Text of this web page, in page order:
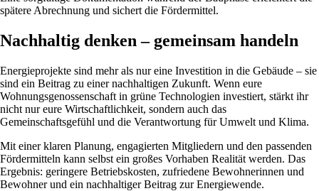
spätere Abrechnung und sichert die Fördermittel.
Nachhaltig denken – gemeinsam handeln
Energieprojekte sind mehr als nur eine Investition in die Gebäude – sie
sind ein Beitrag zu einer nachhaltigen Zukunft. Wenn eure
Wohnungsgenossenschaft in grüne Technologien investiert, stärkt ihr
nicht nur eure Wirtschaftlichkeit, sondern auch das
Gemeinschaftsgefühl und die Verantwortung für Umwelt und Klima.
Mit einer klaren Planung, engagierten Mitgliedern und den passenden
Fördermitteln kann selbst ein großes Vorhaben Realität werden. Das
Ergebnis: geringere Betriebskosten, zufriedene Bewohnerinnen und
Bewohner und ein nachhaltiger Beitrag zur Energiewende.